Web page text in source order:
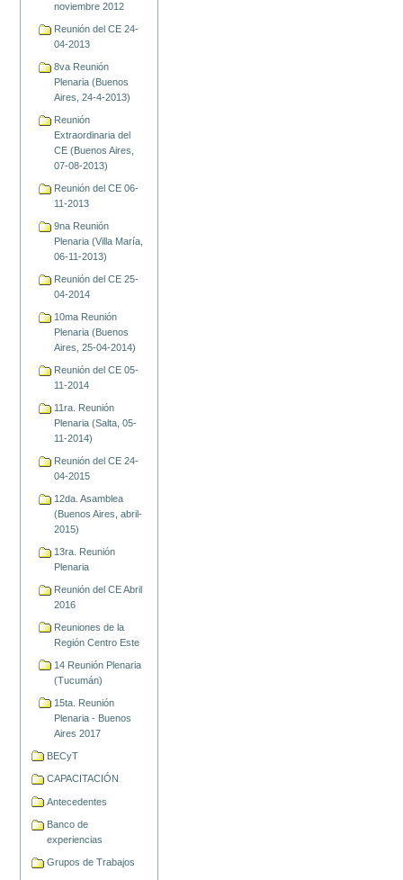
noviembre 2012
Reunión del CE 24-
04-2013
8va Reunión
Plenaria (Buenos
Aires, 24-4-2013)
Reunión
Extraordinaria del
CE (Buenos Aires,
07-08-2013)
Reunión del CE 06-
11-2013
9na Reunión
Plenaria (Villa María,
06-11-2013)
Reunión del CE 25-
04-2014
10ma Reunión
Plenaria (Buenos
Aires, 25-04-2014)
Reunión del CE 05-
11-2014
11ra. Reunión
Plenaria (Salta, 05-
11-2014)
Reunión del CE 24-
04-2015
12da. Asamblea
(Buenos Aires, abril-
2015)
13ra. Reunión
Plenaria
Reunión del CE Abril
2016
Reuniones de la
Región Centro Este
14 Reunión Plenaria
(Tucumán)
15ta. Reunión
Plenaria - Buenos
Aires 2017
BECyT
CAPACITACIÓN
Antecedentes
Banco de
experiencias
Grupos de Trabajos